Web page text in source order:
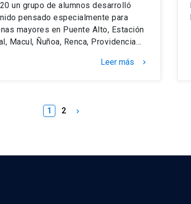
un grupo de alumnos desarrolló
pensado especialmente para
mayores en Puente Alto, Estación
Macul, Ñuñoa, Renca, Providencia…
Leer más keyboard_arrow_right
1 2 keyboard_arrow_right